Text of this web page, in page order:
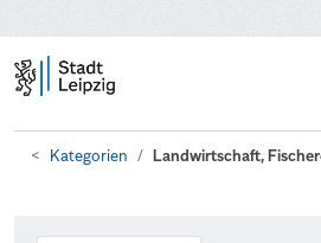
Kategorien Landwirtschaft,